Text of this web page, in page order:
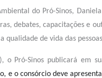
do Pró-Sinos,
debates, capacitações e
de vida das
o Pró-Sinos publicará em
e o consórcio deve